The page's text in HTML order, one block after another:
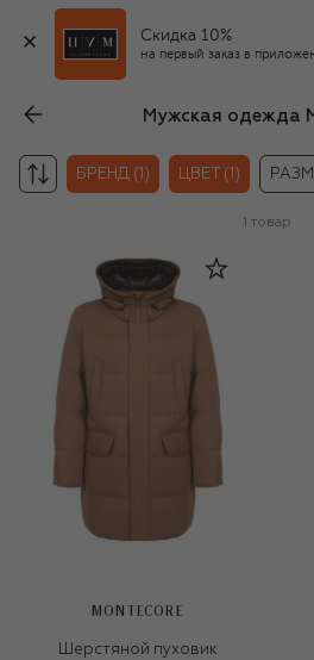
Скидка 10%
на первый заказ в
БРЕНД (1) ЦВЕТ (1)
1 товар
MONTECORE
Шерстяной пуховик